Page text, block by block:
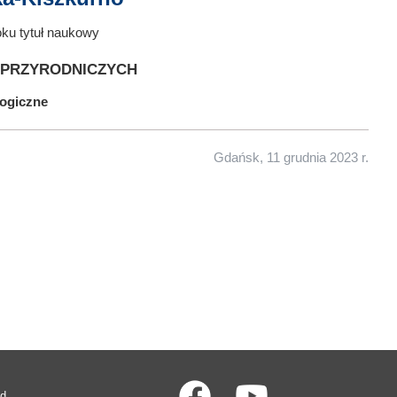
tytuł naukowy
Gdańsk, 11 grudnia 2023 r.